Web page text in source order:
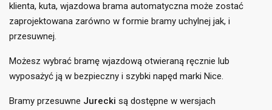
klienta, kuta, wjazdowa brama automatyczna może zostać
zaprojektowana zarówno w formie bramy uchylnej jak, i
przesuwnej.
Możesz wybrać bramę wjazdową otwieraną ręcznie lub
wyposażyć ją w bezpieczny i szybki napęd marki Nice.
Bramy przesuwne Jurecki są dostępne w wersjach